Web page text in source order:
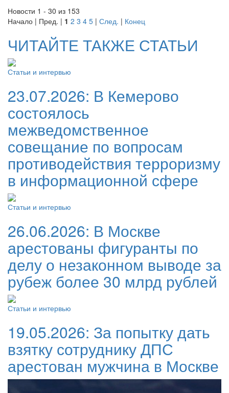
Новости 1 - 30 из 153
Начало | Пред. | 1 2 3 4 5 | След. | Конец
ЧИТАЙТЕ ТАКЖЕ СТАТЬИ
Статьи и интервью
23.07.2026: В Кемерово
состоялось
межведомственное
совещание по вопросам
противодействия терроризму
в информационной сфере
Статьи и интервью
26.06.2026: В Москве
арестованы фигуранты по
делу о незаконном выводе за
рубеж более 30 млрд рублей
Статьи и интервью
19.05.2026: За попытку дать
взятку сотруднику ДПС
арестован мужчина в Москве